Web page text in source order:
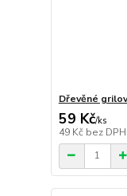
Dřevěné
59 Kč/ks
49 Kč bez DPH